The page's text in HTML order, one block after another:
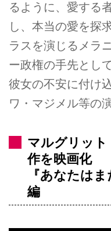
るように、愛する
し、本当の愛を探
ラスを演じるメラ
ー政権の手先とし
彼女の不安に付け
ワ・マジメル等の
マルグリッ
作を映画化
『あなたは
編